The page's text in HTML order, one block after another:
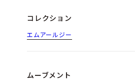
コレクション
エムアールジー
ムーブメント